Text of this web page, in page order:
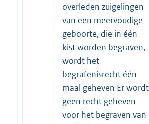
overleden zuigelingen
van een meervoudige
geboorte, die in één
kist worden begraven,
wordt het
begrafenisrecht één
maal geheven Er wordt
geen recht geheven
voor het begraven van